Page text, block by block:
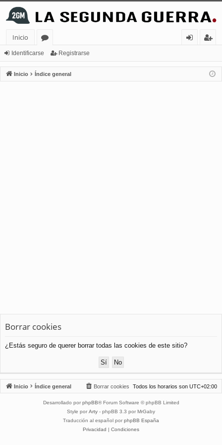
Inicio
or
os
nt
ifi
ist
ra
Identificarse Registrarse
Inicio Índice general
Borrar cookies
¿Estás seguro de querer borrar todas las cookies de este sitio?
Inicio Índice general Todos los horarios son UTC+02:00
Borrar cookies
Desarrollado por phpBB® Forum Software © phpBB Limited
Style por Arty - phpBB 3.3 por MrGaby
Traducción al español por phpBB España
Privacidad | Condiciones